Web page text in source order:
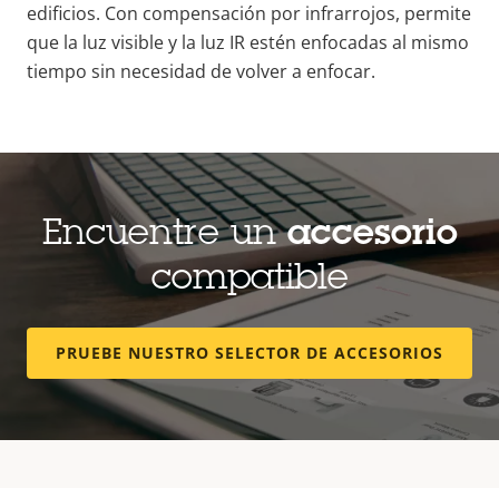
edificios. Con compensación por infrarrojos, permite
que la luz visible y la luz IR estén enfocadas al mismo
tiempo sin necesidad de volver a enfocar.
Encuentre unaccesorio
compatible
PRUEBE NUESTRO SELECTOR DE ACCESORIOS